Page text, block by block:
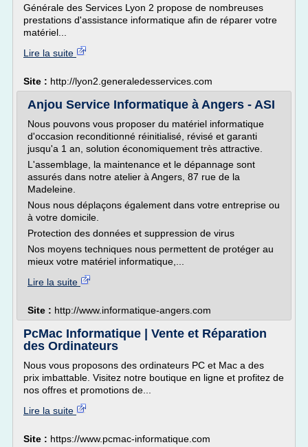
Générale des Services Lyon 2 propose de nombreuses
prestations d'assistance informatique afin de réparer votre
matériel...
Lire la suite
Site : http://lyon2.generaledesservices.com
Anjou Service Informatique à Angers - ASI
Nous pouvons vous proposer du matériel informatique
d'occasion reconditionné réinitialisé, révisé et garanti
jusqu'a 1 an, solution économiquement très attractive.
L'assemblage, la maintenance et le dépannage sont
assurés dans notre atelier à Angers, 87 rue de la
Madeleine.
Nous nous déplaçons également dans votre entreprise ou
à votre domicile.
Protection des données et suppression de virus
Nos moyens techniques nous permettent de protéger au
mieux votre matériel informatique,...
Lire la suite
Site : http://www.informatique-angers.com
PcMac Informatique | Vente et Réparation
des Ordinateurs
Nous vous proposons des ordinateurs PC et Mac a des
prix imbattable. Visitez notre boutique en ligne et profitez de
nos offres et promotions de...
Lire la suite
Site : https://www.pcmac-informatique.com